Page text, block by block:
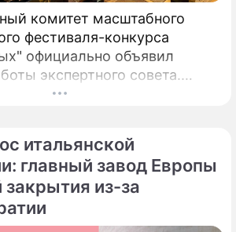
комитет масштабного
фестиваля-конкурса
официально объявил
экспертного совета.
и тщательного изучения
итальянской
главный завод Европы
закрытия из-за